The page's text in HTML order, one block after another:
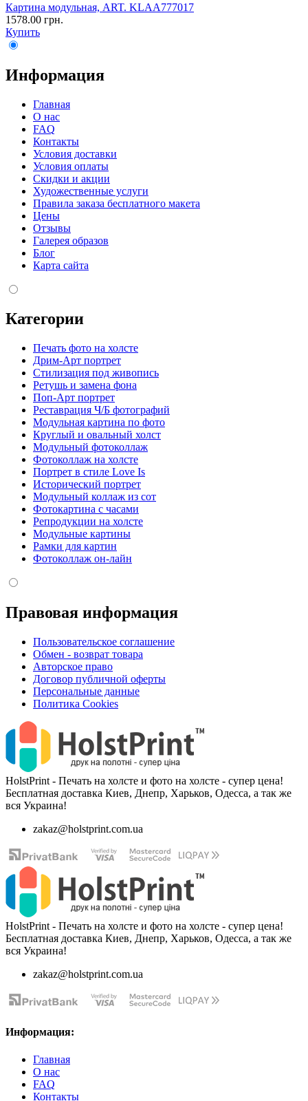
Картина модульная, ART. KLAA777017
1578.00 грн.
Купить
Информация
Главная
О нас
FAQ
Контакты
Условия доставки
Условия оплаты
Скидки и акции
Художественные услуги
Правила заказа бесплатного макета
Цены
Отзывы
Галерея образов
Блог
Карта сайта
Категории
Печать фото на холсте
Дрим-Арт портрет
Стилизация под живопись
Ретушь и замена фона
Поп-Арт портрет
Реставрация Ч/Б фотографий
Модульная картина по фото
Круглый и овальный холст
Модульный фотоколлаж
Фотоколлаж на холсте
Портрет в стиле Love Is
Исторический портрет
Модульный коллаж из сот
Фотокартина с часами
Репродукции на холсте
Модульные картины
Рамки для картин
Фотоколлаж он-лайн
Правовая информация
Пользовательское соглашение
Обмен - возврат товара
Авторское право
Договор публичной оферты
Персональные данные
Политика Cookies
HolstPrint - Печать на холсте и фото на холсте - супер цена!
Бесплатная доставка Киев, Днепр, Харьков, Одесса, а так же
вся Украина!
zakaz@holstprint.com.ua
HolstPrint - Печать на холсте и фото на холсте - супер цена!
Бесплатная доставка Киев, Днепр, Харьков, Одесса, а так же
вся Украина!
zakaz@holstprint.com.ua
Информация:
Главная
О нас
FAQ
Контакты